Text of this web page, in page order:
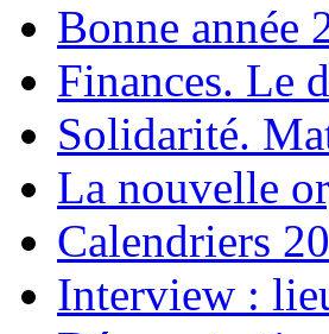
Bonne année
Finances. Le
Solidarité.
La nouvelle
Calendriers
Interview :